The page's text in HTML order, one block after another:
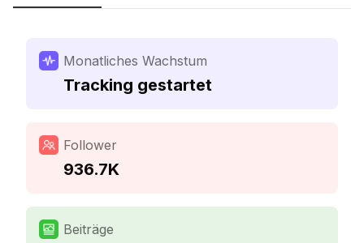
Monatliches Wachstum
Tracking gestartet
Follower
936.7K
Beiträge